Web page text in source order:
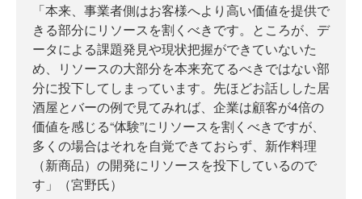
「本来、事業者側はお客様へより高い価値を提供で
きる部分にリソースを割くべきです。ところが、デ
ータによる課題発見や現状把握ができていないた
め、リソースの大部分を本来充てるべきではない部
分に投下してしまっています。先ほどお話しした居
酒屋とバーの例で見てみれば、企業は顧客が4倍の
価値を感じる“体験”にリソースを割くべきですが、
多くの場合はそれを自覚できておらず、新作料理
（新商品）の開発にリソースを投下しているので
す」（宮野氏）